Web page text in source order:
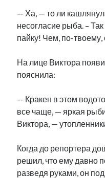
— Ха, — то ли
несогласие рыба. –
пайку! Чем, по-твоему,
На лице Виктора
пояснила:
— Кракен в этом
все чаще, — яркая
Виктора, —
Когда до репортера
решил, что ему давно
разведя руками, он